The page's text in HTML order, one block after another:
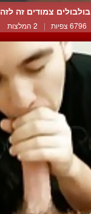
בולבולים צמודים זה לזה
6796 צפיות | 2 המלצות